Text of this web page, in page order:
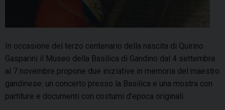
In occasione del terzo centenario della nascita di Quirino
Gasparini il Museo della Basilica di Gandino dal 4 settembre
al 7 novembre propone due iniziative in memoria del maestro
gandinese: un concerto presso la Basilica e una mostra con
partiture e documenti con costumi d’epoca originali.